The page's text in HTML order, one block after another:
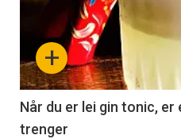
+
Når du er lei gin tonic,
trenger